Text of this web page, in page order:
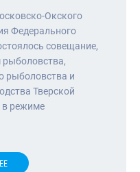
Окского
Федерального
совещание,
рыболовства,
рыболовства и
Тверской
в режиме